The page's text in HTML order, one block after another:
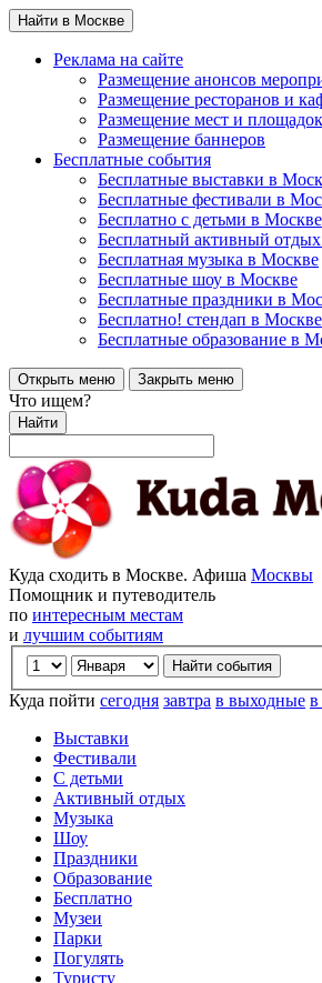
Найти в Москве
Реклама на сайте
Размещение анонсов
Размещение ресторанов и
Размещение мест и площадок
Размещение баннеров
Бесплатные события
Бесплатные выставки в
Бесплатные фестивали в
Бесплатно с детьми в Москве
Бесплатный активный
Бесплатная музыка в Москве
Бесплатные шоу в Москве
Бесплатные праздники в
Бесплатно! стендап в Москве
Бесплатные образование в
Открыть меню Закрыть меню
Что ищем?
Найти
Куда сходить в Москве. Афиша Москвы
Помощник и путеводитель
по интересным местам
и лучшим событиям
Куда пойти сегодня завтра в выходные в
Выставки
Фестивали
С детьми
Активный отдых
Музыка
Шоу
Праздники
Образование
Бесплатно
Музеи
Парки
Погулять
Туристу